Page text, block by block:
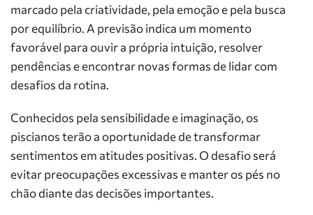
marcado pela criatividade, pela emoção e pela busca
por equilíbrio. A previsão indica um momento
favorável para ouvir a própria intuição, resolver
pendências e encontrar novas formas de lidar com
desafios da rotina.
Conhecidos pela sensibilidade e imaginação, os
piscianos terão a oportunidade de transformar
sentimentos em atitudes positivas. O desafio será
evitar preocupações excessivas e manter os pés no
chão diante das decisões importantes.